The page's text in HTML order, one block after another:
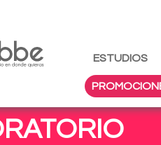
ESTUDIOS